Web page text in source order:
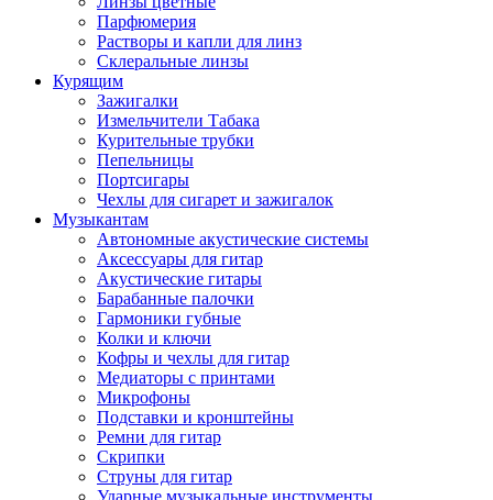
Парфюмерия
Растворы и капли для линз
Склеральные линзы
Курящим
Зажигалки
Измельчители Табака
Курительные трубки
Пепельницы
Портсигары
Чехлы для сигарет и зажигалок
Музыкантам
Автономные акустические системы
Аксессуары для гитар
Акустические гитары
Барабанные палочки
Гармоники губные
Колки и ключи
Кофры и чехлы для гитар
Медиаторы с принтами
Микрофоны
Подставки и кронштейны
Ремни для гитар
Скрипки
Струны для гитар
Ударные музыкальные инструменты